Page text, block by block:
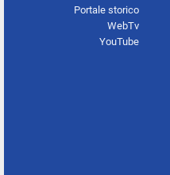
Portale storico
WebTv
YouTube